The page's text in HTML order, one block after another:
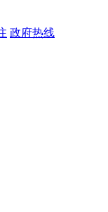
政府热线